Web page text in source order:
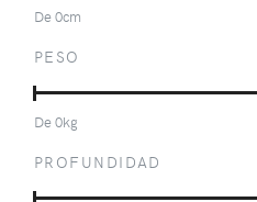
De0cm
PESO
De0kg
PROFUNDIDAD